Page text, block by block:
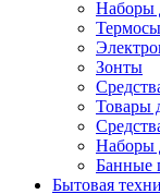
Наборы
Термосы
Зонты
Товары
Наборы
Банные
Бытовая